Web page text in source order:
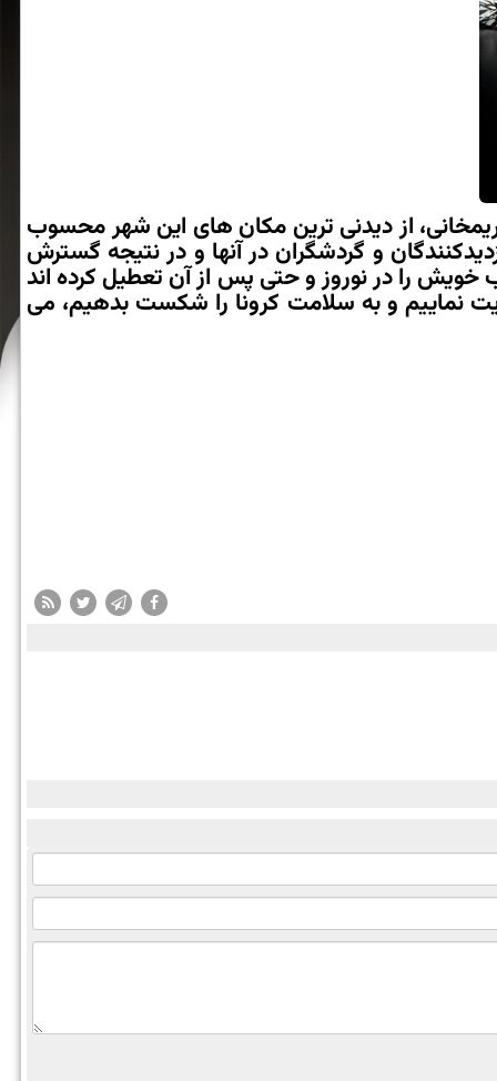
از دیدنی ترین مكان های این شهر محسوب
و گردشگران در آنها و در نتیجه گسترش
را در نوروز و حتی پس از آن تعطیل كرده اند
نماییم و به سلامت كرونا را شكست بدهیم، می